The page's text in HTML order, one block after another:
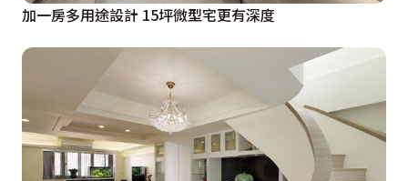
加一房多用途設計 15坪微型宅更有深度